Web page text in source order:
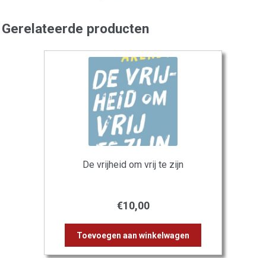
Gerelateerde producten
De vrijheid om vrij te zijn
€10,00
Toevoegen aan winkelwagen